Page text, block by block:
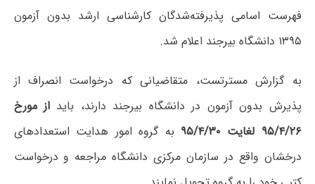
فهرست اسامی پذیرفته‌شدگان کارشناسی ارشد بدون آزمون
۱۳۹۵ دانشگاه بیرجند اعلام شد.
به گزارش مسترتست، متقاضیانی که درخواست انصراف از
پذیرش بدون آزمون در دانشگاه بیرجند دارند، بایداز مورخ
۹۵/۴/۲۶ لغایت ۹۵/۴/۳۰
به گروه امور هدایت استعدادهای
درخشان واقع در سازمان مرکزی دانشگاه مراجعه و درخواست